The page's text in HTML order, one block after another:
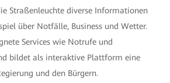
Straßenleuchte diverse Informationen
über Notfälle, Business und Wetter.
Services wie Notrufe und
bildet als interaktive Plattform eine
und den Bürgern.